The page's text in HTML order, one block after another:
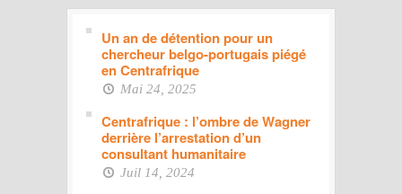
Un an de détention pour un
chercheur belgo-portugais piégé
en Centrafrique
Mai 24, 2025
Centrafrique : l’ombre de Wagner
derrière l’arrestation d’un
consultant humanitaire
Juil 14, 2024